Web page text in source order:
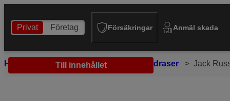
Till innehållet
Privat Företag Försäkringar Anmäl skada
Hem Tips och råd Hund Hundraser Jack